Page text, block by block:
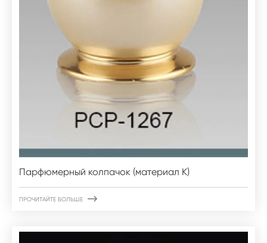
Парфюмерный колпачок (материал K)
ПРОЧИТАЙТЕ БОЛЬШЕ 